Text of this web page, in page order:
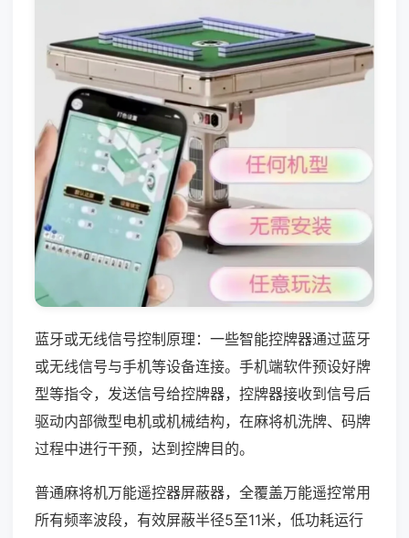
蓝牙或无线信号控制原理：一些智能控牌器通过蓝牙
或无线信号与手机等设备连接。手机端软件预设好牌
型等指令，发送信号给控牌器，控牌器接收到信号后
驱动内部微型电机或机械结构，在麻将机洗牌、码牌
过程中进行干预，达到控牌目的。
普通麻将机万能遥控器屏蔽器，全覆盖万能遥控常用
所有频率波段，有效屏蔽半径5至11米，低功耗运行